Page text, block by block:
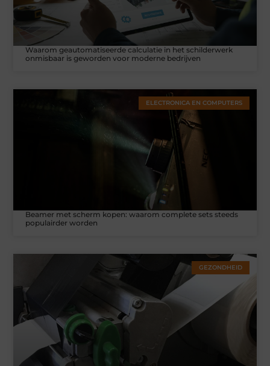
Waarom geautomatiseerde calculatie in het schilderwerk
onmisbaar is geworden voor moderne bedrijven
ELECTRONICA EN COMPUTERS
Beamer met scherm kopen: waarom complete sets steeds
populairder worden
GEZONDHEID